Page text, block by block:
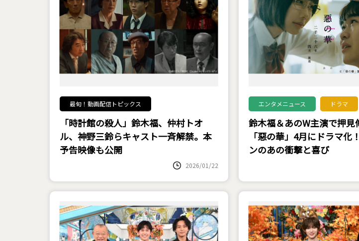
最旬！動画配信トピックス
「時計館の殺人」鈴木福、仲村トオ
ル、神野三鈴らキャスト一斉解禁。本
予告映像も公開
2026/01/22
エンタメニュース ドラマ
鈴木福＆あのW主演で押見
「惡の華」4月にドラマ
ンのあの衝撃と喜び